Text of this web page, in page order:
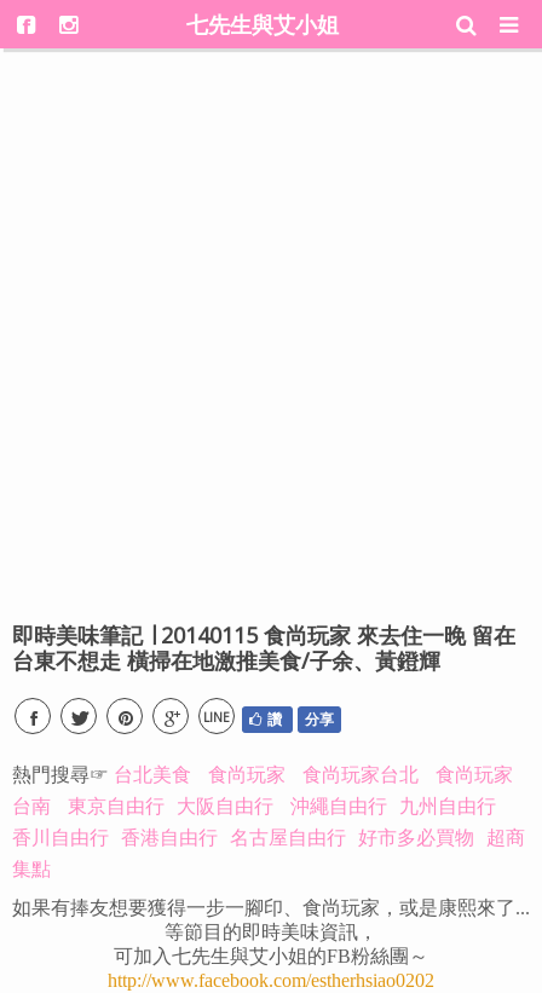
七先生與艾小姐
即時美味筆記 ∣ 20140115 食尚玩家 來去住一晚 留在
台東不想走 橫掃在地激推美食/子余、黃鐙輝
LINE 讚 分享
熱門搜尋☞ 台北美食 食尚玩家 食尚玩家台北
食尚玩家
台南
東京自由行 大阪自由行 沖繩自由行 九州自由行
香川自由行 香港自由行 名古屋自由行 好市多必買物 超商
集點
如果有捧友想要獲得一步一腳印、食尚玩家，或是康熙來了...
等節目的即時美味資訊，
可加入七先生與艾小姐的FB粉絲團～
http://www.facebook.com/estherhsiao0202